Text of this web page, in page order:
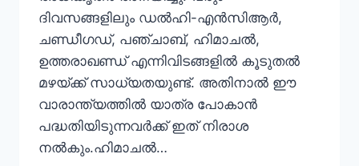
ദിവസങ്ങളിലും ഡൽഹി-എൻസിആർ,
ചണ്ഡീഗഡ്, പഞ്ചാബ്, ഹിമാചൽ,
ഉത്തരാഖണ്ഡ് എന്നിവിടങ്ങളിൽ കൂടുതൽ
മഴയ്ക്ക് സാധ്യതയുണ്ട്. അതിനാൽ ഈ
വാരാന്ത്യത്തിൽ യാത്ര പോകാൻ
പദ്ധതിയിടുന്നവർക്ക് ഇത് നിരാശ
നൽകും.ഹിമാചൽ…